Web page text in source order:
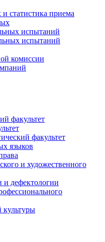
статистика приема
испытаний
испытаний
комиссии
факультет
факультет
языков
и художественного
и дефектологии
культуры